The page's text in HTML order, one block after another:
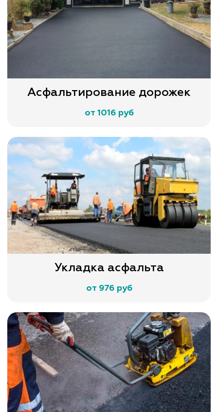
Асфальтирование дорожек
от 1016 руб
Укладка асфальта
от 976 руб